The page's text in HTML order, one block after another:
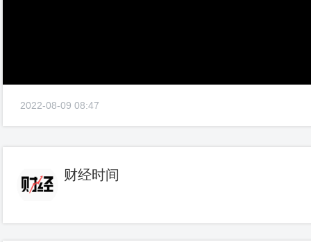
2022-08-09 08:47
财经时间